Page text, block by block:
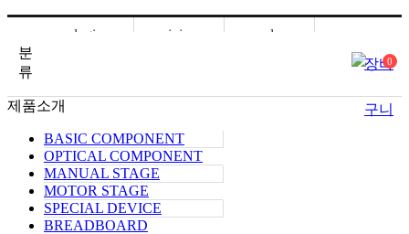
login join order
분
류
장바
구니
0
제품소개
BASIC COMPONENT
OPTICAL COMPONENT
MANUAL STAGE
MOTOR STAGE
SPECIAL DEVICE
BREADBOARD